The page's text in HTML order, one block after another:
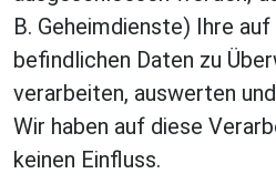
B. Geheimdienste) Ihre auf
befindlichen Daten zu
verarbeiten, auswerten
Wir haben auf diese
keinen Einfluss.